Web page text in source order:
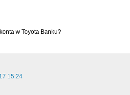
w Toyota Banku?
15:24